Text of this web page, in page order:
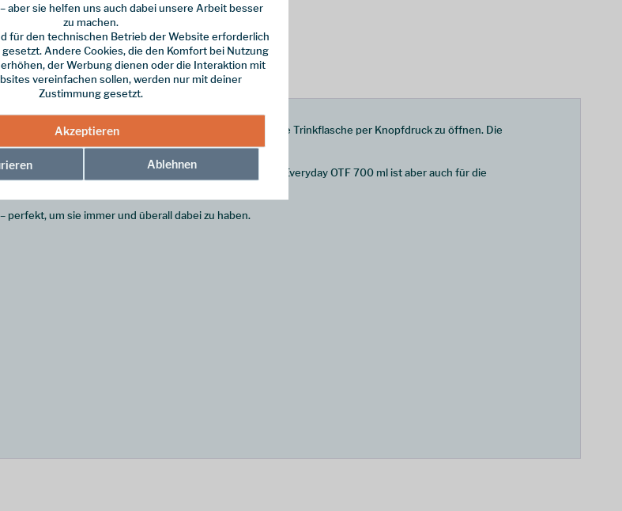
Somit brauchst du immer nur eine freie Hand, um deine Trinkflasche per Knopfdruck zu öffnen. Die
dir einfaches Befüllen und Reinigen der Flasche. Die Everyday OTF 700 ml ist aber auch für die
perfekt, um sie immer und überall dabei zu haben.
aber sie helfen uns auch dabei unsere Arbeit besser
zu machen.
für den technischen Betrieb der Website erforderlich
Andere Cookies, die den Komfort bei Nutzung
der Werbung dienen oder die Interaktion mit
vereinfachen sollen, werden nur mit deiner
Zustimmung gesetzt.
Akzeptieren
Ablehnen